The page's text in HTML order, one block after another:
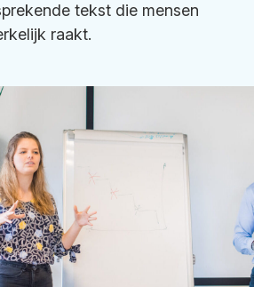
tekst die mensen
raakt.